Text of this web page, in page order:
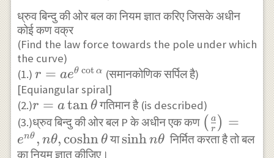
\left[u=\frac{1}
{r}\right] \\
\Rightarrow P^{2}
\propto \frac{1}
{r^{2}}
ध्रुव बिन्दु की ओर बल का नियम ज्ञात करिए जिसके अधीन
कोई कण वक्र
(Find the law force towards the pole under which
the curve)
(1.) r=a
e^{\theta
\cot
\alpha}
r = aeθ cot α (समानकोणिक सर्पिल है)
[Equiangular spiral]
(2.)r=a
\tan
\theta
r = atan θ गतिमान है (is described)
(3.)ध्रुव बिन्दु की ओर बल P के अधीन एक कण ( r
a ) =
enθ , nθ,coshnθ या\sinh
sinhnθ निर्मित करता है तो बल
का नियम ज्ञात कीजिए।